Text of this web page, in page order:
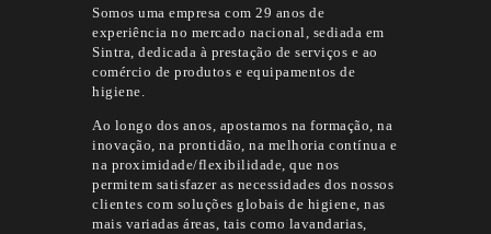
Somos uma empresa com 29 anos de
experiência no mercado nacional, sediada em
Sintra, dedicada à prestação de serviços e ao
comércio de produtos e equipamentos de
higiene.
Ao longo dos anos, apostamos na formação, na
inovação, na prontidão, na melhoria contínua e
na proximidade/flexibilidade, que nos
permitem satisfazer as necessidades dos nossos
clientes com soluções globais de higiene, nas
mais variadas áreas, tais como lavandarias,